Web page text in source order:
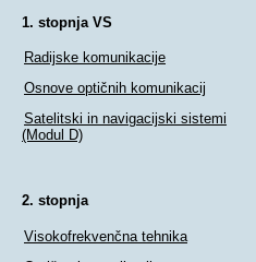
1. stopnja VS
Radijske komunikacije
Osnove optičnih komunikacij
Satelitski in navigacijski sistemi
(Modul D)
2. stopnja
Visokofrekvenčna tehnika